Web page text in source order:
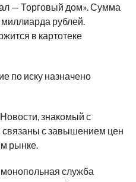
— Торговый дом». Сумма
рублей.
в картотеке
по иску назначено
знакомый с
связаны с завышением цен
рынке.
служба